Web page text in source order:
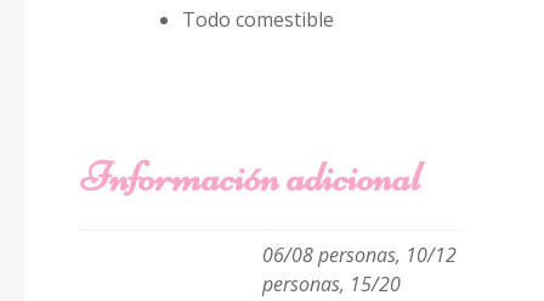
Todo comestible
Información adicional
06/08 personas, 10/12
personas, 15/20